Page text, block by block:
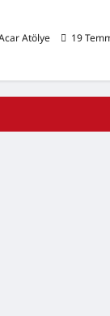
Atölye
19